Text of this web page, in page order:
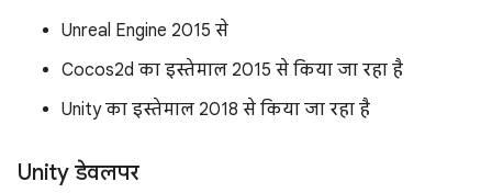
Unreal Engine 2015 से
Cocos2d का इस्तेमाल 2015 से किया जा रहा है
Unity का इस्तेमाल 2018 से किया जा रहा है
Unity डेवलपर